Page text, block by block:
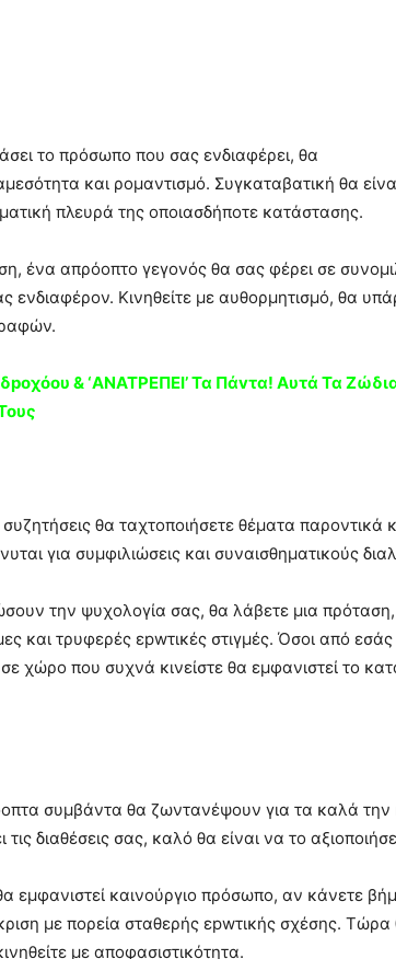
το πρόσωπο που σας ενδιαφέρει, θα
και ρομαντισμό. Συγκαταβατική θα
πλευρά της οποιασδήποτε κατάστασης.
ένα απρόοπτο γεγονός θα σας φέρει σε
ενδιαφέρον. Κινηθείτε με αυθορμητισμό, θα
& ‘ANATPEΠΕΙ’ Τα Πάvτα! Aυτά Τα
συζητήσεις θα ταχτοποιήσετε θέματα παροντικά
για συμφιλιώσεις και συναισθηματικούς
την ψυχολογία σας, θα λάβετε μια
και τρυφερές εpwτικές στιγμές. Όσοι από εσάς
χώρο που συχνά κινείστε θα εμφανιστεί το
συμβάντα θα ζωντανέψουν για τα καλά την
διαθέσεις σας, καλό θα είναι να το
εμφανιστεί καινούργιο πρόσωπο, αν κάνετε
με πορεία σταθερής εpwτικής σχέσης. Τώρα
με αποφασιστικότητα.